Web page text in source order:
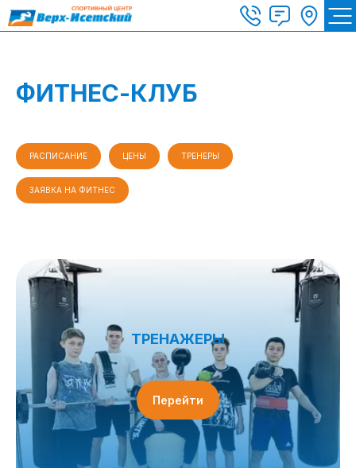
ФИТНЕС-КЛУБ
РАСПИСАНИЕ ЦЕНЫ ТРЕНЕРЫ
ЗАЯВКА НА ФИТНЕС
ТРЕНАЖЕРЫ
Перейти